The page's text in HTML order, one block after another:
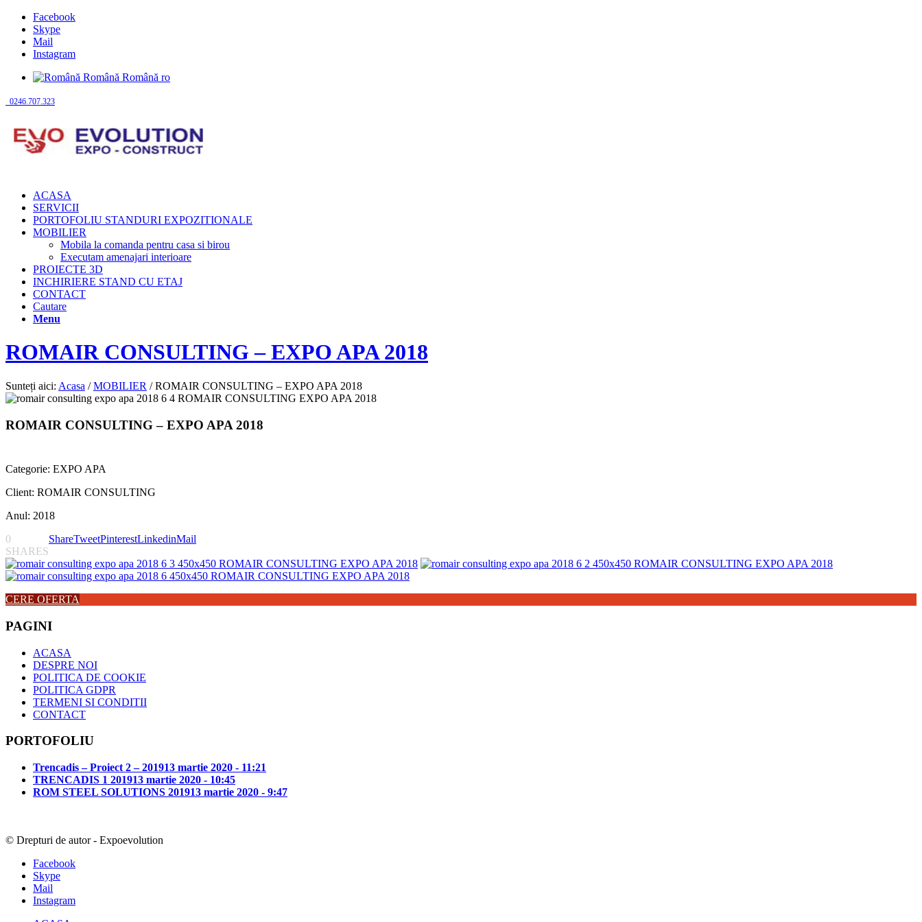
Facebook
Skype
Mail
Instagram
Română Română ro
0246.707.323
ACASA
SERVICII
PORTOFOLIU STANDURI EXPOZITIONALE
MOBILIER
Mobila la comanda pentru casa si birou
Executam amenajari interioare
PROIECTE 3D
INCHIRIERE STAND CU ETAJ
CONTACT
Cautare
Menu
ROMAIR CONSULTING – EXPO APA 2018
Sunteți aici: Acasa / MOBILIER / ROMAIR CONSULTING – EXPO APA 2018
ROMAIR CONSULTING – EXPO APA 2018
Categorie: EXPO APA
Client: ROMAIR CONSULTING
Anul: 2018
0
SHARES
ShareTweetPinterestLinkedinMail
CERE OFERTA
PAGINI
ACASA
DESPRE NOI
POLITICA DE COOKIE
POLITICA GDPR
TERMENI SI CONDITII
CONTACT
PORTOFOLIU
Trencadis – Proiect 2 – 201913 martie 2020 - 11:21
TRENCADIS 1 201913 martie 2020 - 10:45
ROM STEEL SOLUTIONS 201913 martie 2020 - 9:47
© Drepturi de autor - Expoevolution
Facebook
Skype
Mail
Instagram